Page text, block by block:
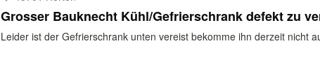
Grosser Bauknecht Kühl/
Leider ist der Gefrierschrank unten vereist bekomme ihn derzeit nicht